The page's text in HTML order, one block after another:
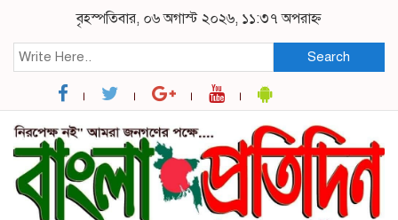
বৃহস্পতিবার, ০৬ অগাস্ট ২০২৬, ১১:৩৭ অপরাহ্ন
Search